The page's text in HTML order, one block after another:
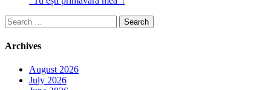
Search
for:
Archives
August 2026
July 2026